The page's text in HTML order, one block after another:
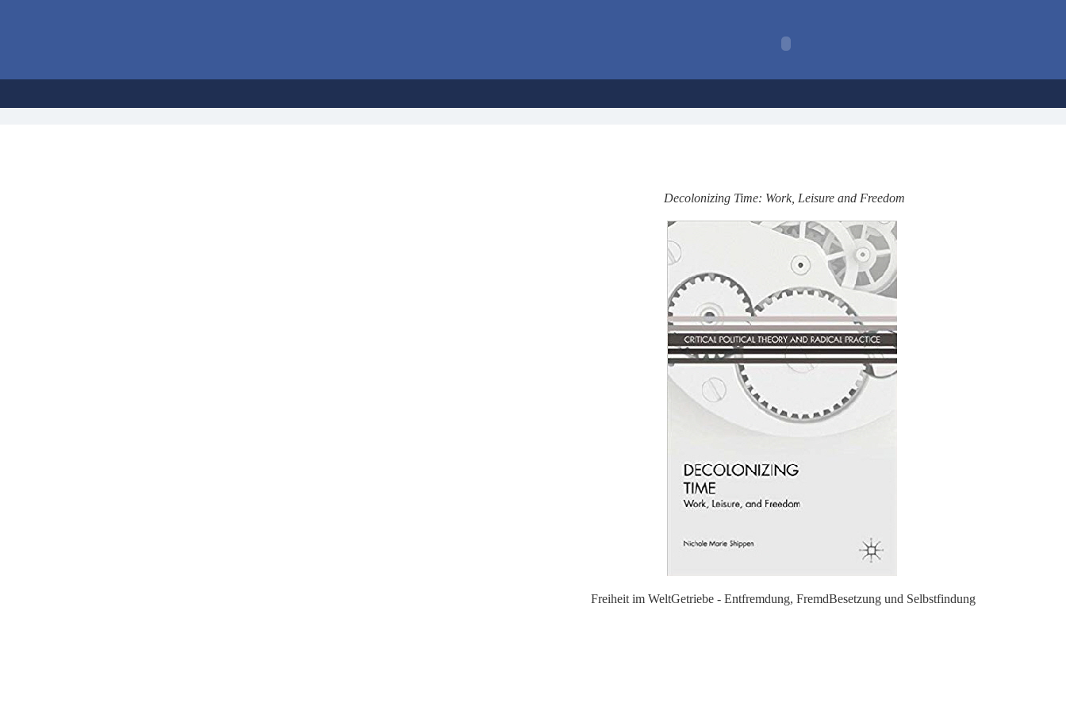
Decolonizing Time: Work, Leisure and Freedom
Freiheit im WeltGetriebe - Entfremdung, FremdBesetzung und Selbstfindung